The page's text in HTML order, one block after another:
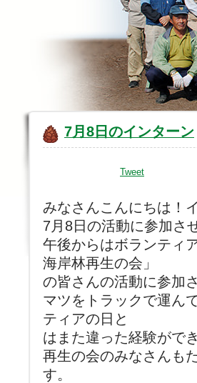
7月8日のインターン
Tweet
みなさんこんにちは！
7月8日の活動に参加さ
午後からはボランティ
海岸林再生の会」
の皆さんの活動に参加
マツをトラックで運ん
ティアの日と
はまた違った経験がで
再生の会のみなさんも
す。